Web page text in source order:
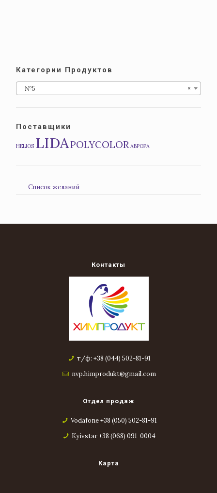
Категории Продуктов
×
№5
Поставщики
HELIOS LIDAPOLYCOLOR АВРОРА
Список желаний
Контакты
т/ф: +38 (044) 502-81-91
nvp.himprodukt@gmail.com
Отдел продаж
Vodafone +38 (050) 502-81-91
Kyivstar +38 (068) 091-0004
Карта